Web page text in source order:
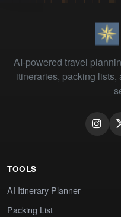
AI-powered travel
itineraries, packing
TOOLS
AI Itinerary Planner
Packing List